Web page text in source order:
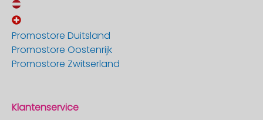
Promostore Duitsland
Promostore Oostenrijk
Promostore Zwitserland
Klantenservice